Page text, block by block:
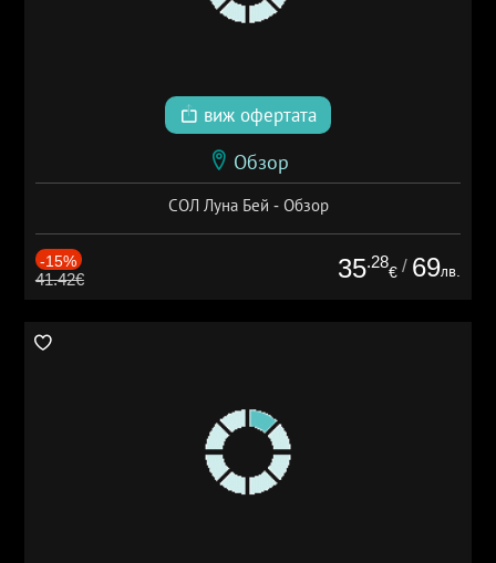
виж офертата
Обзор
СОЛ Луна Бей - Обзор
-15%
41.42€ 35.28
€ / 69лв.